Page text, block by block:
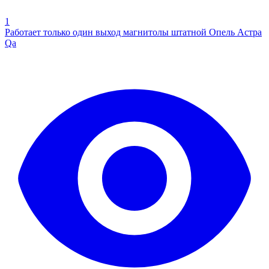
1
Работает только один выход магнитолы штатной Опель Астра
Qa